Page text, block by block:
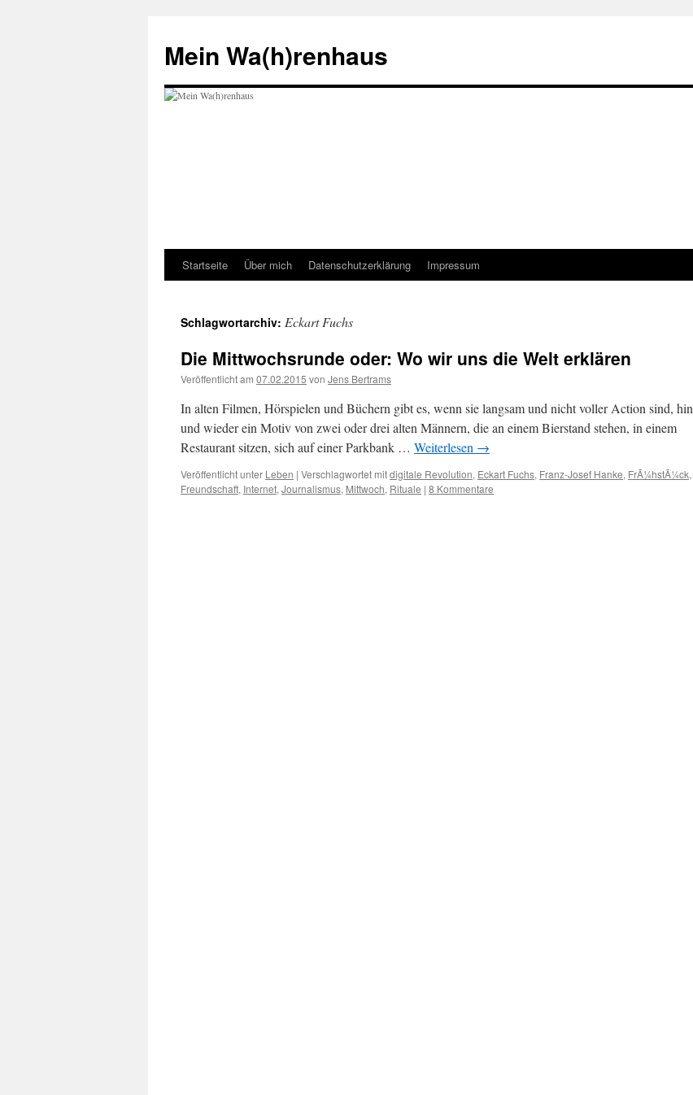
springen
Mein Wa(h)renhaus
Startseite Über mich Datenschutzerklärung Impressum
Schlagwortarchiv: Eckart Fuchs
Die Mittwochsrunde oder: Wo wir uns die Welt erklären
Veröffentlicht am 07.02.2015 von Jens Bertrams
In alten Filmen, Hörspielen und Büchern gibt es, wenn sie langsam und nicht voller Action sind, hin
und wieder ein Motiv von zwei oder drei alten Männern, die an einem Bierstand stehen, in einem
Restaurant sitzen, sich auf einer Parkbank … Weiterlesen →
Veröffentlicht unter Leben | Verschlagwortet mitdigitale Revolution, Eckart Fuchs, Franz-Josef Hanke, FrÃ¼hstÃ¼ck,
Freundschaft, Internet, Journalismus, Mittwoch, Rituale | 8 Kommentare